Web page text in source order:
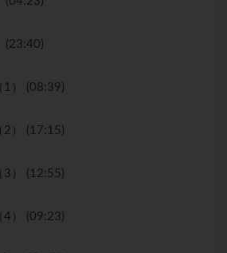
(23:40)
1） (08:39)
2） (17:15)
3） (12:55)
4） (09:23)